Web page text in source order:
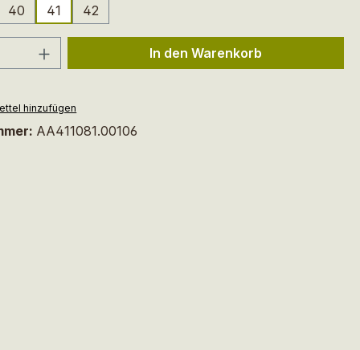
40 41 42
Anzahl: Gib den gewünschten Wert
In den Warenkorb
hinzufügen
AA411081.00106